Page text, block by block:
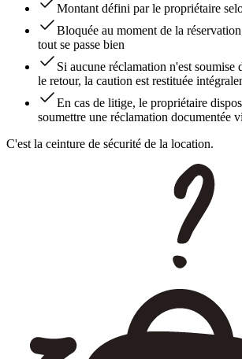
Montant défini par le propriétaire
Bloquée au moment de la
tout se passe bien
Si aucune réclamation n'est soumise
le retour, la caution est restituée
En cas de litige, le propriétaire
soumettre une réclamation documentée
C'est la ceinture de sécurité de la location.